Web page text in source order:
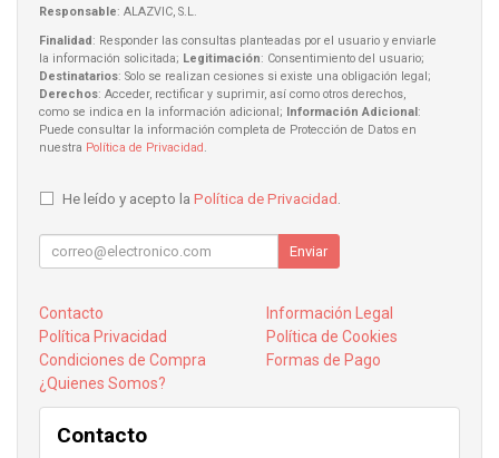
Responsable: ALAZVIC, S.L.
Finalidad : Responder las consultas planteadas por el usuario y enviarle
la información solicitada; Legitimación: Consentimiento del usuario;
Destinatarios: Solo se realizan cesiones si existe una obligación legal;
Derechos: Acceder, rectificar y suprimir, así como otros derechos,
como se indica en la información adicional;
Información Adicional :
Puede consultar la información completa de Protección de Datos en
nuestra Política de Privacidad .
He leído y acepto la Política de Privacidad
Enviar
Contacto
Información Legal
Política Privacidad
Política de Cookies
Condiciones de Compra
Formas de Pago
¿Quienes Somos?
Contacto